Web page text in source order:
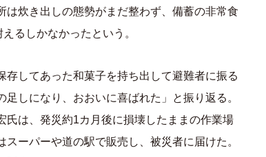
炊き出しの態勢がまだ整わず、備蓄の非常食
るしかなかったという。
してあった和菓子を持ち出して避難者に振る
しになり、おおいに喜ばれた」と振り返る。
氏は、発災約1カ月後に損壊したままの作業場
ーパーや道の駅で販売し、被災者に届けた。